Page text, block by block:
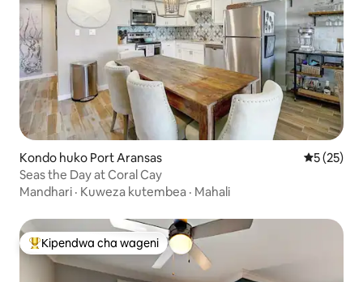
Kondo huko Port Aransas Ukadiriaji
5 (25)
Seas the Day at Coral Cay
Mandhari · Kuweza kutembea · Mahali
Kipendwa maarufu cha wageni
Kipendwa cha wageni